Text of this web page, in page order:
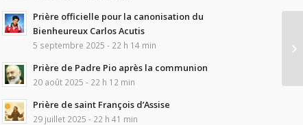
Prière officielle pour la canonisation du
Bienheureux Carlos Acutis
5 septembre 2025 - 22 h 14 min
Prière de Padre Pio après la communion
20 août 2025 - 22 h 12 min
Prière de saint François d’Assise
29 juillet 2025 - 22 h 41 min